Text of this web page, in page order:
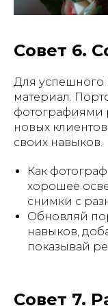
Совет 6.
Для успешного
материал.
фотографиями
новых
своих навыков.
Как
хорошее
снимки с
Обновляй
навыков,
показывай
Совет 7.